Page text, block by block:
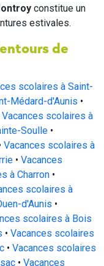
constitue un
estivales.
de
scolaires à Saint-
Médard-d'Aunis •
Vacances scolaires à
Soulle •
Vacances scolaires à
• Vacances
à Charron •
scolaires à
d'Aunis •
scolaires à Bois
• Vacances scolaires
• Vacances scolaires
• Vacances